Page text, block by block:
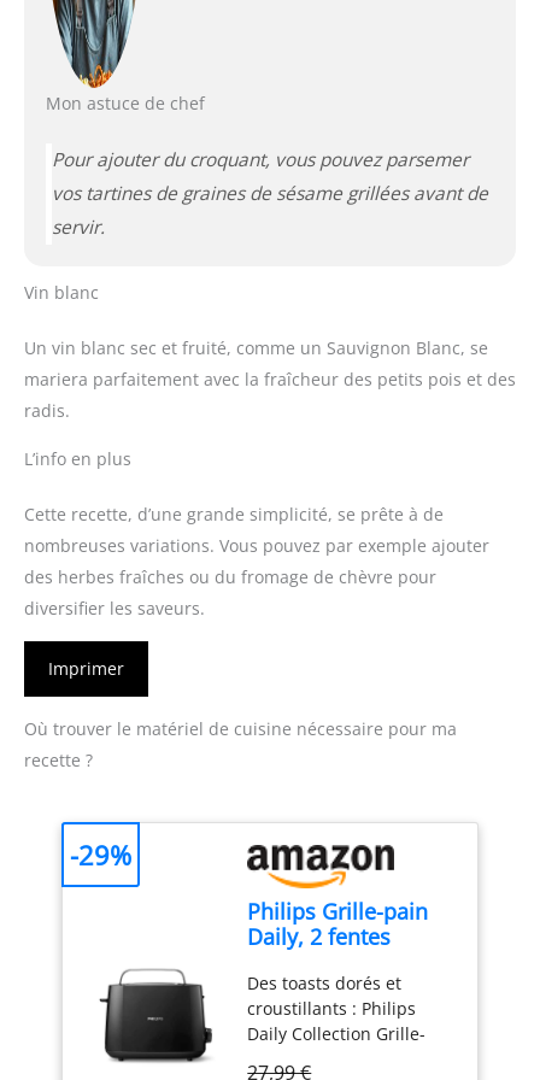
Mon astuce de chef
Pour ajouter du croquant, vous pouvez parsemer
vos tartines de graines de sésame grillées avant de
servir.
Vin blanc
Un vin blanc sec et fruité, comme un Sauvignon Blanc, se
mariera parfaitement avec la fraîcheur des petits pois et des
radis.
L’info en plus
Cette recette, d’une grande simplicité, se prête à de
nombreuses variations. Vous pouvez par exemple ajouter
des herbes fraîches ou du fromage de chèvre pour
diversifier les saveurs.
Imprimer
Où trouver le matériel de cuisine nécessaire pour ma
recette ?
Philips Grille-pain
Daily, 2 fentes
830W, Noir
Des toasts dorés et
croustillants : Philips
Daily Collection Grille-
27,99 €
-29%